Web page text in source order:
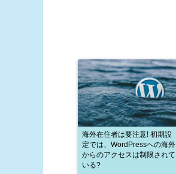
海外在住者は要注意! 初期設
定では、WordPressへの海外
からのアクセスは制限されて
いる?